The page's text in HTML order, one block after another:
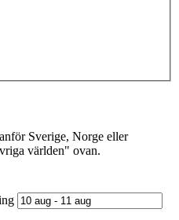
Sverige, Norge eller
världen" ovan.